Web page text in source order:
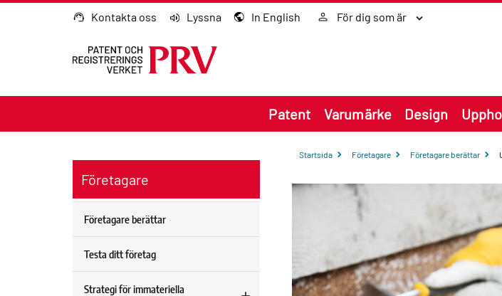
Gå till innehållet Kontakta oss Lyssna In English För dig som är
Patent Varumärke Design
Företagare
Företagare berättar
Testa ditt företag
Strategi för immateriella
Startsida Företagare Företagare berättar